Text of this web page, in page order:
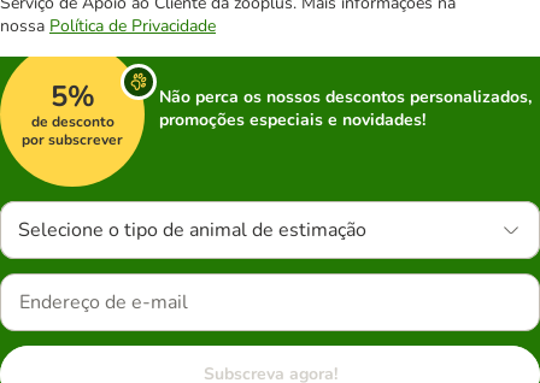
nossa Política de Privacidade
5%
de desconto
por subscrever
Não perca os nossos descontos personalizados,
promoções especiais e novidades!
Selecione o tipo de animal de estimação
Subscreva agora!